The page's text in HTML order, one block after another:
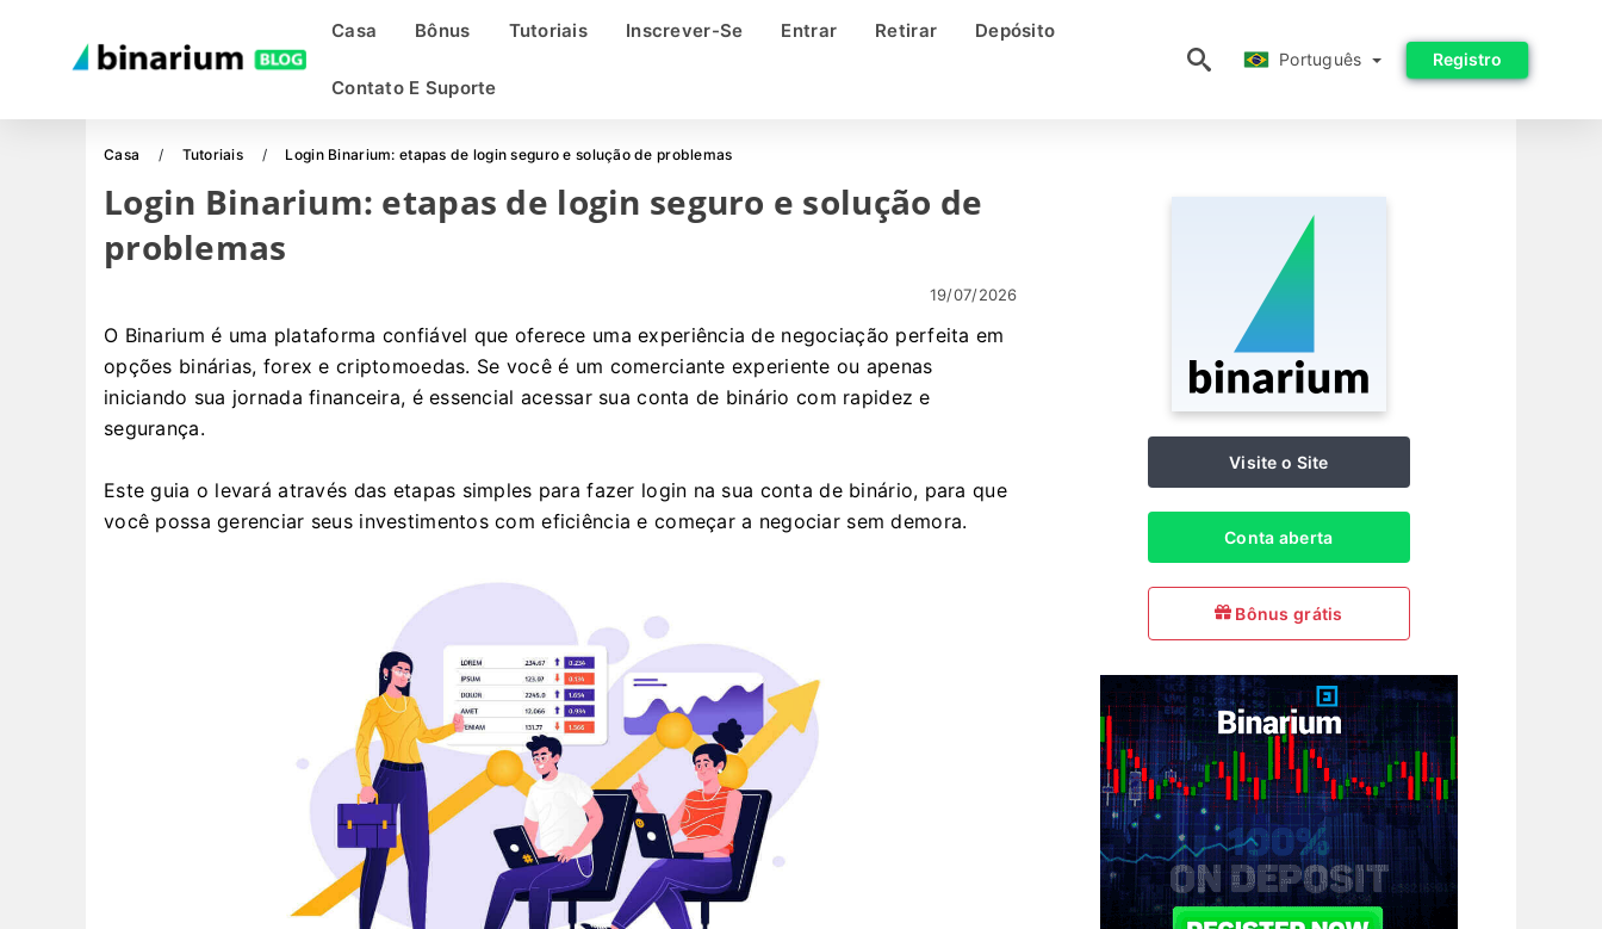
Casa Bônus Tutoriais Inscrever-Se Entrar Retirar Depósito
Contato E Suporte
Português Registro
Casa Tutoriais Login Binarium: etapas de login seguro e solução de problemas
Login Binarium: etapas de login seguro e solução de
problemas
19/07/2026
O Binarium é uma plataforma confiável que oferece uma experiência de negociação perfeita em
opções binárias, forex e criptomoedas. Se você é um comerciante experiente ou apenas
iniciando sua jornada financeira, é essencial acessar sua conta de binário com rapidez e
segurança.
Este guia o levará através das etapas simples para fazer login na sua conta de binário, para que
você possa gerenciar seus investimentos com eficiência e começar a negociar sem demora.
Visite o Site
Conta aberta
Bônus grátis